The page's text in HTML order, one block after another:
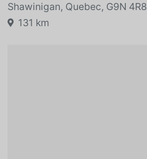
Shawinigan, Quebec, G9N 4R8
131 km